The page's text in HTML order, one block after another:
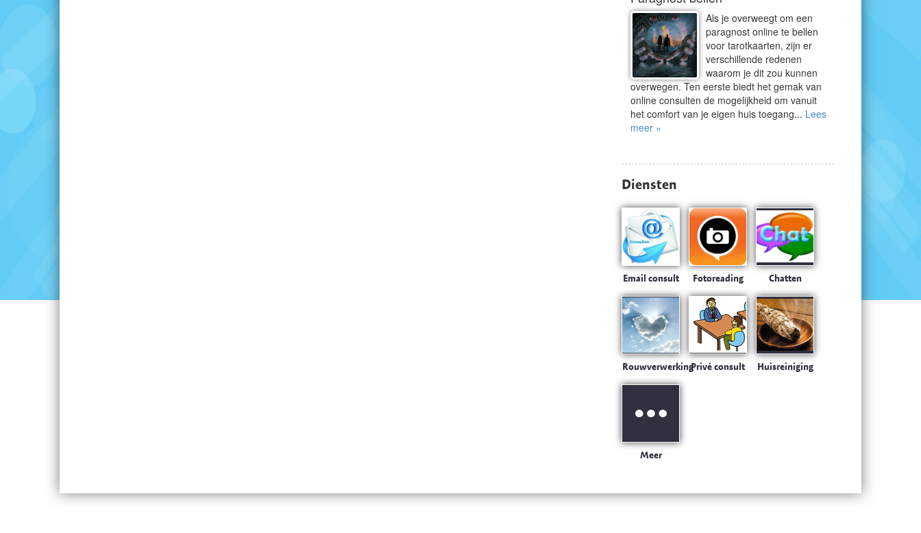
Als je overweegt om een
paragnost online te bellen
voor tarotkaarten, zijn er
verschillende redenen
waarom je dit zou kunnen
overwegen. Ten eerste biedt het gemak van
online consulten de mogelijkheid om vanuit
het comfort van je eigen huis toegang... Lees
meer »
Diensten
Email consult Fotoreading Chatten
RouwverwerkingPrivé consult Huisreiniging
Meer